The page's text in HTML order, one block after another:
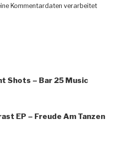
Kommentardaten verarbeitet
Shots – Bar 25 Music
EP – Freude Am Tanzen